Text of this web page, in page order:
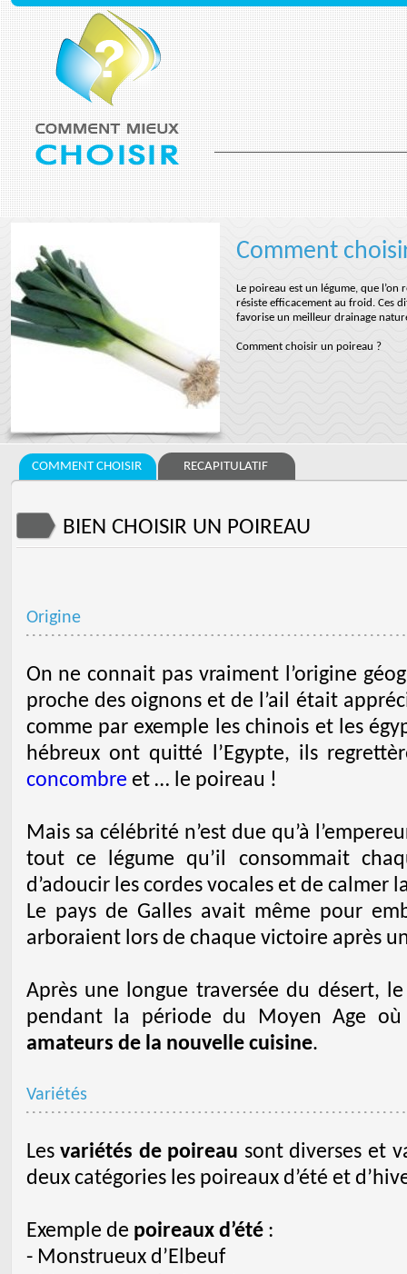
Comment
Le poireau est un légume, que
résiste efficacement au froid. Ces
favorise un meilleur drainage
Comment choisir un poireau ?
COMMENT CHOISIR RECAPITULATIF
BIEN CHOISIR UN POIREAU
Origine
On ne connait pas vraiment l’origine
proche des oignons et de l’ail était
comme par exemple les chinois et les
hébreux ont quitté l’Egypte, ils
concombre et … le poireau !
Mais sa célébrité n’est due qu’à
tout ce légume qu’il consommait
d’adoucir les cordes vocales et de calmer
Le pays de Galles avait même pour
arboraient lors de chaque victoire après
Après une longue traversée du désert,
pendant la période du Moyen Age
amateurs de la nouvelle cuisine.
Variétés
Lesvariétés de poireau sont diverses et
deux catégories les poireaux d’été et
Exemple de poireaux d’été :
- Monstrueux d’Elbeuf